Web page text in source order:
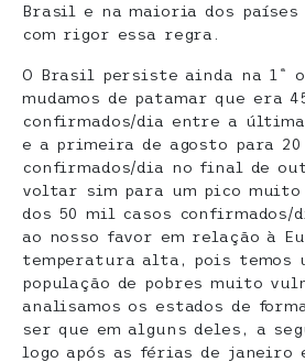
Brasil e na maioria dos países
com rigor essa regra.
O Brasil persiste ainda na 1ª
mudamos de patamar que era
confirmados/dia entre a
e a primeira de agosto para
confirmados/dia no final de
voltar sim para um pico muito
dos 50 mil casos confirmados/
ao nosso favor em relação à
temperatura alta, pois temos
população de pobres muito
analisamos os estados de
ser que em alguns deles, a
logo após as férias de janeiro